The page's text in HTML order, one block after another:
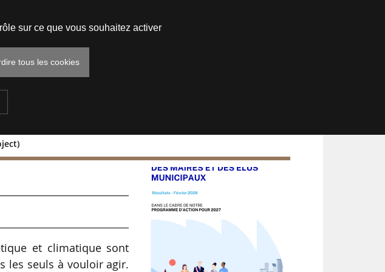
» (The Shift
et climatique sont
les seuls à vouloir agir.
sur ce que vous souhaitez activer
tous les cookies